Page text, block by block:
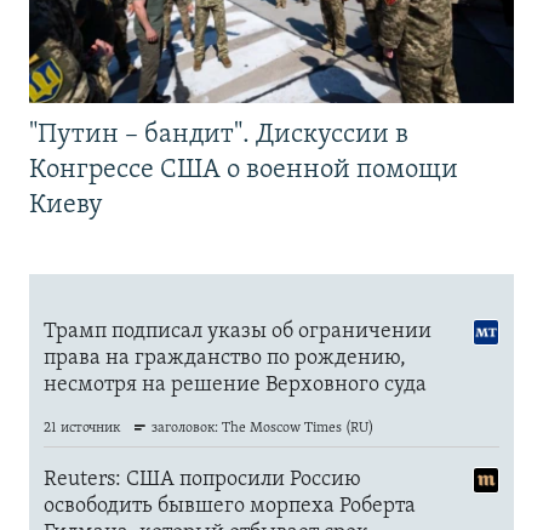
"Путин – бандит". Дискуссии в
Конгрессе США о военной помощи
Киеву